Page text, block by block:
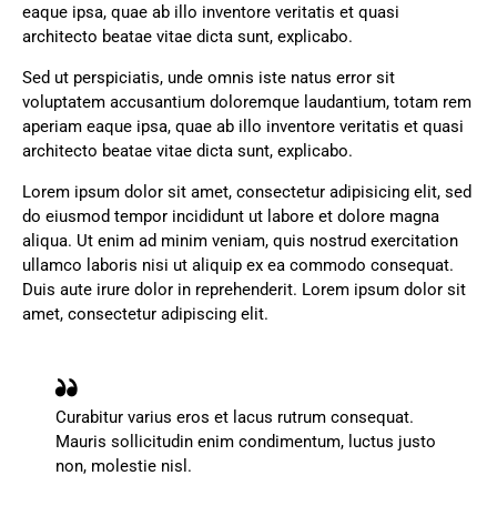
eaque ipsa, quae ab illo inventore veritatis et quasi
architecto beatae vitae dicta sunt, explicabo.
Sed ut perspiciatis, unde omnis iste natus error sit
voluptatem accusantium doloremque laudantium, totam rem
aperiam eaque ipsa, quae ab illo inventore veritatis et quasi
architecto beatae vitae dicta sunt, explicabo.
Lorem ipsum dolor sit amet, consectetur adipisicing elit, sed
do eiusmod tempor incididunt ut labore et dolore magna
aliqua. Ut enim ad minim veniam, quis nostrud exercitation
ullamco laboris nisi ut aliquip ex ea commodo consequat.
Duis aute irure dolor in reprehenderit. Lorem ipsum dolor sit
amet, consectetur adipiscing elit.
Curabitur varius eros et lacus rutrum consequat.
Mauris sollicitudin enim condimentum, luctus justo
non, molestie nisl.